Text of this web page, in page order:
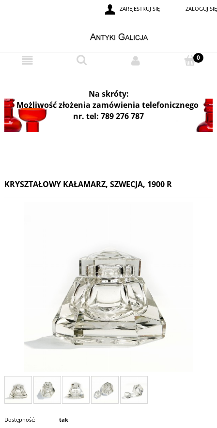
ZAREJESTRUJ SIĘ ZALOGUJ SIĘ
Na skróty:
Możliwość złożenia zamówienia telefonicznego
nr. tel: 789 276 787
KRYSZTAŁOWY KAŁAMARZ, SZWECJA, 1900 R
Dostępność: tak